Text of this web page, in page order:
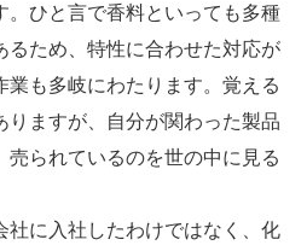
。ひと言で香料といっても多種
るため、特性に合わせた対応が
業も多岐にわたります。覚える
りますが、自分が関わった製品
売られているのを世の中に見る
に入社したわけではなく、化